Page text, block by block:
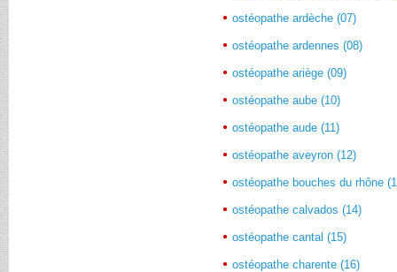
ostéopathe ardèche (07)
ostéopathe ardennes (08)
ostéopathe ariège (09)
ostéopathe aube (10)
ostéopathe aude (11)
ostéopathe aveyron (12)
ostéopathe bouches du rhône
ostéopathe calvados (14)
ostéopathe cantal (15)
ostéopathe charente (16)